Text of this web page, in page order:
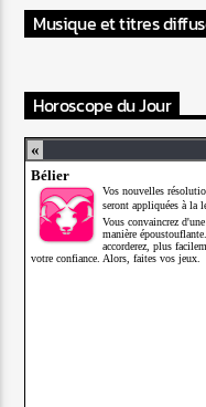
Musique et titres
Horoscope du Jour